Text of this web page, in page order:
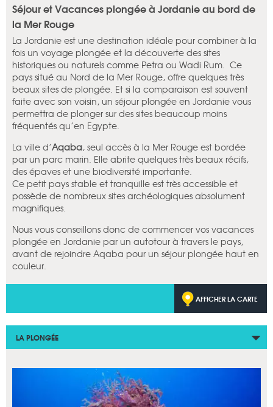
Séjour et Vacances plongée à Jordanie au bord de
la Mer Rouge
La Jordanie est une destination idéale pour combiner à la
fois un voyage plongée et la découverte des sites
historiques ou naturels comme Petra ou Wadi Rum. Ce
pays situé au Nord de la Mer Rouge, offre quelques très
beaux sites de plongée. Et si la comparaison est souvent
faite avec son voisin, un séjour plongée en Jordanie vous
permettra de plonger sur des sites beaucoup moins
fréquentés qu’en Egypte.
La ville d’Aqaba, seul accès à la Mer Rouge est bordée
par un parc marin. Elle abrite quelques très beaux récifs,
des épaves et une biodiversité importante.
Ce petit pays stable et tranquille est très accessible et
possède de nombreux sites archéologiques absolument
magnifiques.
Nous vous conseillons donc de commencer vos vacances
plongée en Jordanie par un autotour à travers le pays,
avant de rejoindre Aqaba pour un séjour plongée haut en
couleur.
AFFICHER LA CARTE
LA PLONGÉE